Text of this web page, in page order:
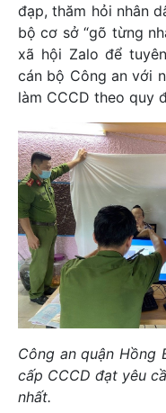
đạp, thăm hỏi nhân
bộ cơ sở “gõ từng
xã hội Zalo để
cán bộ Công an với
làm CCCD theo quy
Công an quận Hồng
cấp CCCD đạt yêu
nhất.